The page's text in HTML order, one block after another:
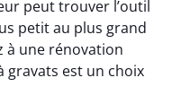
peut trouver l’outil
petit au plus grand
à une rénovation
gravats est un choix